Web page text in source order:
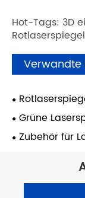
Hot-Tags: 3D
Rotlaserspiegel
Verwandte
Grüne
Zubehör für